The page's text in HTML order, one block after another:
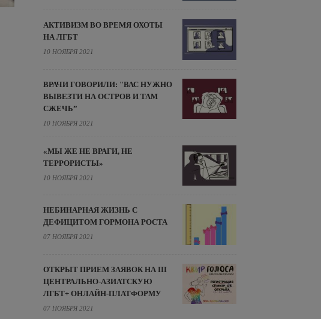
АКТИВИЗМ ВО ВРЕМЯ ОХОТЫ
НА ЛГБТ
10 НОЯБРЯ 2021
ВРАЧИ ГОВОРИЛИ: "ВАС НУЖНО
ВЫВЕЗТИ НА ОСТРОВ И ТАМ
СЖЕЧЬ”
10 НОЯБРЯ 2021
«МЫ ЖЕ НЕ ВРАГИ, НЕ
ТЕРРОРИСТЫ»
10 НОЯБРЯ 2021
НЕБИНАРНАЯ ЖИЗНЬ С
ДЕФИЦИТОМ ГОРМОНА РОСТА
07 НОЯБРЯ 2021
ОТКРЫТ ПРИЕМ ЗАЯВОК НА III
ЦЕНТРАЛЬНО-АЗИАТСКУЮ
ЛГБТ+ ОНЛАЙН-ПЛАТФОРМУ
07 НОЯБРЯ 2021